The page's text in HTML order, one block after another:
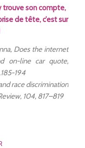
trouve son compte,
de tête, c’est sur
Does the internet
on-line car quote,
194
race discrimination
104, 817–819